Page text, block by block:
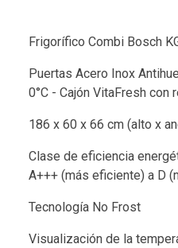
Frigorífico Combi Bosch
Puertas Acero Inox
0°C - Cajón VitaFresh con
186 x 60 x 66 cm (alto x
Clase de eficiencia
A+++ (más eficiente) a D
Tecnología No Frost
Visualización de la